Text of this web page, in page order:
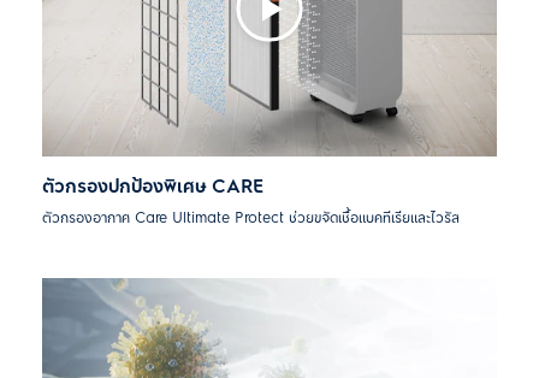
ตัวกรองปกป้องพิเศษ CARE
ตัวกรองอากาศ Care Ultimate Protect ช่วยขจัดเชื้อแบคทีเรียและไวรัส